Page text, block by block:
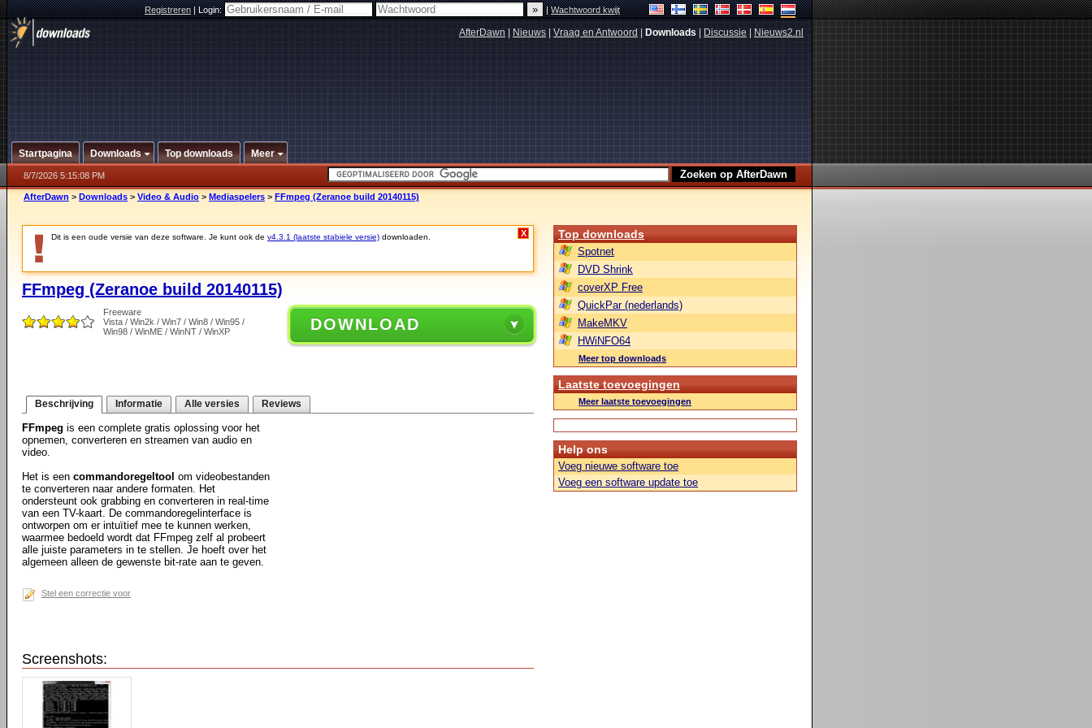
Registreren|Login: |Wachtwoord kwijt
AfterDawn Nieuws Vraag en Antwoord Downloads Discussie Nieuws2.nl
Startpagina Downloads Top downloads Meer
8/7/2026 5:15:08 PM
AfterDawn > Downloads > Video & Audio > Mediaspelers > FFmpeg (Zeranoe build 20140115)
Dit is een oude versie van deze software. Je kunt ook de v4.3.1 (laatste stabiele versie) downloaden. X
FFmpeg (Zeranoe build 20140115)
Freeware
Vista / Win2k / Win7 / Win8 / Win95 /
Win98 / WinME / WinNT / WinXP
DOWNLOAD
Beschrijving Informatie Alle versies Reviews
FFmpeg is een complete gratis oplossing voor het
opnemen, converteren en streamen van audio en
video.
Het is een commandoregeltool om videobestanden
te converteren naar andere formaten. Het
ondersteunt ook grabbing en converteren in real-time
van een TV-kaart. De commandoregelinterface is
ontworpen om er intuïtief mee te kunnen werken,
waarmee bedoeld wordt dat FFmpeg zelf al probeert
alle juiste parameters in te stellen. Je hoeft over het
algemeen alleen de gewenste bit-rate aan te geven.
Stel een correctie voor
Screenshots:
Top downloads
Spotnet
DVD Shrink
coverXP Free
QuickPar (nederlands)
MakeMKV
HWiNFO64
Meer top downloads
Laatste toevoegingen
Meer laatste toevoegingen
Help ons
Voeg nieuwe software toe
Voeg een software update toe